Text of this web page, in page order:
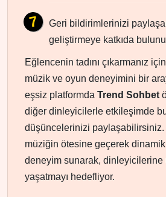
Geri bildirimlerinizi
geliştirmeye katkıda
Eğlencenin tadını çıkarmanız
müzik ve oyun deneyimini bir
eşsiz platformda Trend Sohbet
diğer dinleyicilerle etkileşimde
düşüncelerinizi paylaşabilirsiniz.
müziğin ötesine geçerek dinamik
deneyim sunarak, dinleyicilerine
yaşatmayı hedefliyor.